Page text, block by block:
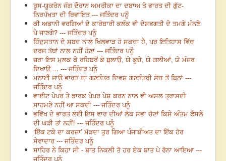
ਰੂਸ-ਯੂਕਰੇਨ ਜੰਗ ਦੌਰਾਨ ਅਮਰੀਕਾ ਦਾ ਦਬਾਅ ਤੇ ਭਾਰਤ ਦੀ ਗੁੱਟ-
ਨਿਰਪੱਖਤਾ ਦੀ ਰਿਵਾਇਤ --- ਜਤਿੰਦਰ ਪਨੂੰ
ਕੀ ਅਡਾਨੀ ਵਰਗਿਆਂ ਦੇ ਕਾਰੋਬਾਰੀ ਕਲੰਕ ਵੀ ਦੇਸ਼ਭਗਤੀ ਦੇ ਤਮਗੇ ਮੰਨਣੇ
ਪੈ ਜਾਣਗੇ? --- ਜਤਿੰਦਰ ਪਨੂੰ
ਹਿੰਦੁਸਤਾਨ ਦੇ ਸ਼ਬਦ ਨਾਲ ਖਿਲਵਾੜ ਹੋ ਸਕਦਾ ਹੈ, ਪਰ ਇਤਿਹਾਸ ਵਿੱਚ
ਦਰਜ ਤੱਥਾਂ ਨਾਲ ਨਹੀਂ ਹੋਣਾ --- ਜਤਿੰਦਰ ਪਨੂੰ
ਜ਼ਰਾ ਇਸ ਮੁਲਕ ਕੇ ਰਹਿਬਰੋਂ ਕੋ ਬੁਲਾਉ, ਯੇ ਕੂਚੇ, ਯੇ ਗਲੀਆਂ, ਯੇ ਮੰਜ਼ਰ
ਦਿਖਾਉ ... --- ਜਤਿੰਦਰ ਪਨੂੰ
ਮਨਾਈ ਜਾਉ ਭਾਰਤ ਦਾ ਗਣਤੰਤਰ ਦਿਵਸ ਗਣਤੰਤਰੀ ਸੋਚ ਤੋਂ ਬਿਨਾਂ ---
ਜਤਿੰਦਰ ਪਨੂੰ
ਵਾਈਟ ਪੇਪਰ ਤੇ ਡਾਰਕ ਪੇਪਰ ਪੇਸ਼ ਕਰਨ ਨਾਲ ਵੀ ਅਸਲ ਤ੍ਰਾਸਦੀ
ਸਾਹਮਣੇ ਨਹੀਂ ਆ ਸਕਦੀ --- ਜਤਿੰਦਰ ਪਨੂੰ
ਭਵਿੱਖ ਦੇ ਭਾਰਤ ਲਈ ਇਸ ਵਾਰ ਦੀਆਂ ਲੋਕ ਸਭਾ ਚੋਣਾਂ ਕਿਸੇ ਅੰਤਮ ਫੈਸਲੇ
ਦੀ ਘੜੀ ਤਾਂ ਨਹੀਂ! --- ਜਤਿੰਦਰ ਪਨੂੰ
‘ਇੱਕ ਟਕੇ ਦਾ ਕਰਜ਼ਾ’ ਮੋੜਦਾ ਤੁਰ ਗਿਆ ਪੰਜਾਬੀਅਤ ਦਾ ਇੱਕ ਹੋਰ
ਸੇਵਾਦਾਰ --- ਜਤਿੰਦਰ ਪਨੂੰ
ਸਾਹਿਰ ਨੇ ਕਿਹਾ ਸੀ - ਬਾਤ ਨਿਕਲੀ ਤੋ ਹਰ ਏਕ ਬਾਤ ਪੇ ਰੋਨਾ ਆਇਆ ---
ਜਤਿੰਦਰ ਪਨੂੰ